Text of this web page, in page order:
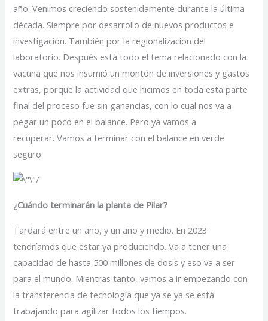
año. Venimos creciendo sostenidamente durante la última
década. Siempre por desarrollo de nuevos productos e
investigación. También por la regionalización del
laboratorio. Después está todo el tema relacionado con la
vacuna que nos insumió un montón de inversiones y gastos
extras, porque la actividad que hicimos en toda esta parte
final del proceso fue sin ganancias, con lo cual nos va a
pegar un poco en el balance. Pero ya vamos a
recuperar. Vamos a terminar con el balance en verde
seguro.
¿Cuándo terminarán la planta de Pilar?
Tardará entre un año, y un año y medio. En 2023
tendríamos que estar ya produciendo. Va a tener una
capacidad de hasta 500 millones de dosis y eso va a ser
para el mundo. Mientras tanto, vamos a ir empezando con
la transferencia de tecnología que ya se ya se está
trabajando para agilizar todos los tiempos.